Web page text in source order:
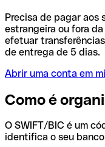
Precisa de pagar aos
estrangeira ou fora
efetuar
de entrega de 5 dias.
Abrir uma conta em
Como é
O SWIFT/BIC é um
identifica o seu